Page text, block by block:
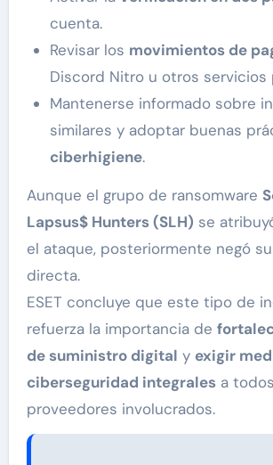
cuenta.
Revisar los movimientos de
Discord Nitro u otros servicios
Mantenerse informado sobre
similares y adoptar buenas
ciberhigiene.
Aunque el grupo de ransomware
Lapsus$ Hunters (SLH) se
el ataque, posteriormente negó
directa.
ESET concluye que este tipo de
refuerza la importancia de
de suministro digital y exigir
ciberseguridad integralesa
proveedores involucrados.